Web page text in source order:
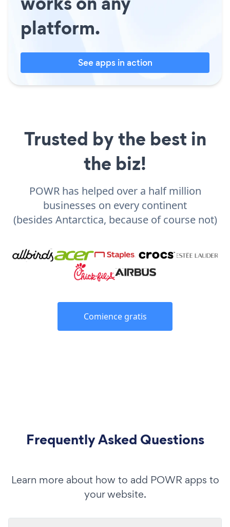
platform.
See apps in action
Trusted by the best in
the biz!
POWR has helped over a half million
businesses on every continent
(besides Antarctica, because of course not)
Comience gratis
Frequently Asked Questions
Learn more about how to add POWR apps to
your website.